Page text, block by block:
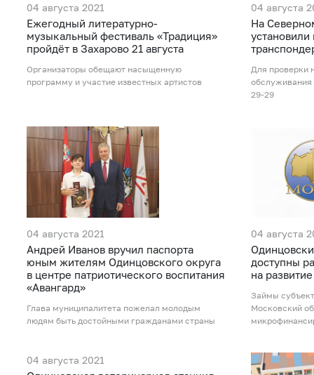
04 августа 2021
Ежегодный литературно-
музыкальный фестиваль «Традиция»
пройдёт в Захарово 21 августа
Организаторы обещают насыщенную
программу и участие известных артистов
04 августа
На
Для проверки
обслуживания
29-29
04 августа 2021
Андрей Иванов вручил паспорта
юным жителям Одинцовского округа
в центре патриотического воспитания
«Авангард»
Глава муниципалитета пожелал молодым
людям быть достойными гражданами страны
04 августа
доступны
на
Займы
Московский
04 августа 2021